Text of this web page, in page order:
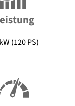
(120 PS)